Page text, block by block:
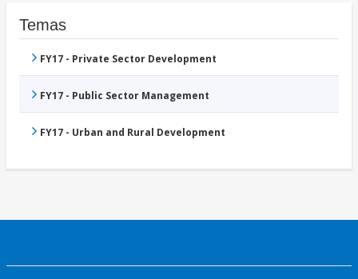
Temas
FY17 - Private Sector Development
FY17 - Public Sector Management
FY17 - Urban and Rural Development